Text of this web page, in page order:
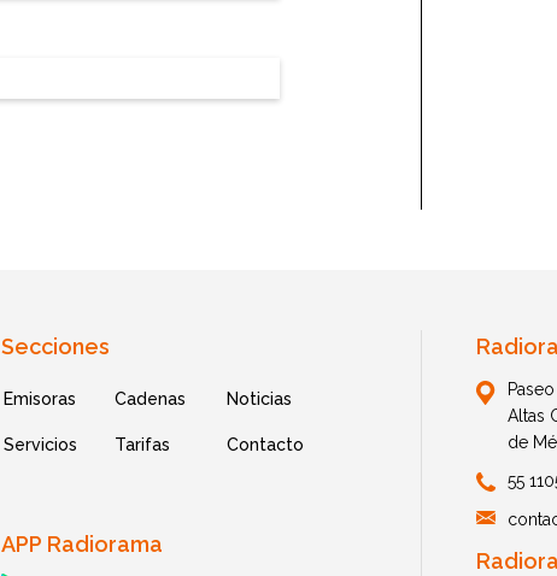
Secciones
Emisoras Cadenas Noticias
Servicios Tarifas Contacto
APP Radiorama
Altas
de
55